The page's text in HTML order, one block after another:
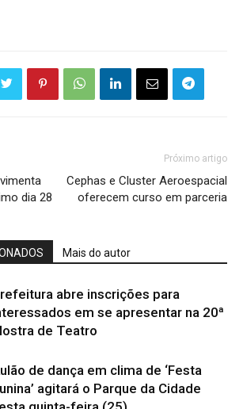
dia 28
Próximo artigo
Cephas e Cluster Aeroespacial
oferecem curso em parceria
Mais do autor
abre inscrições para
em se apresentar na 20ª
de Teatro
de dança em clima de ‘Festa
agitará o Parque da Cidade